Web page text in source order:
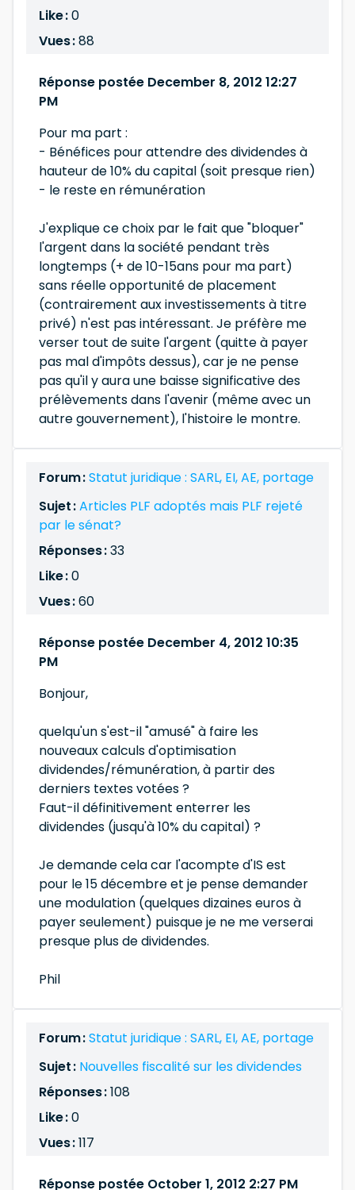
Like :0
Vues :88
Réponse postée December 8, 2012 12:27
PM
Pour ma part :
- Bénéfices pour attendre des dividendes à
hauteur de 10% du capital (soit presque rien)
- le reste en rémunération
J'explique ce choix par le fait que "bloquer"
l'argent dans la société pendant très
longtemps (+ de 10-15ans pour ma part)
sans réelle opportunité de placement
(contrairement aux investissements à titre
privé) n'est pas intéressant. Je préfère me
verser tout de suite l'argent (quitte à payer
pas mal d'impôts dessus), car je ne pense
pas qu'il y aura une baisse significative des
prélèvements dans l'avenir (même avec un
autre gouvernement), l'histoire le montre.
Forum :Statut juridique : SARL, EI, AE, portage
Sujet :Articles PLF adoptés mais PLF rejeté
par le sénat?
Réponses :33
Like :0
Vues :60
Réponse postée December 4, 2012 10:35
PM
Bonjour,
quelqu'un s'est-il "amusé" à faire les
nouveaux calculs d'optimisation
dividendes/rémunération, à partir des
derniers textes votées ?
Faut-il définitivement enterrer les
dividendes (jusqu'à 10% du capital) ?
Je demande cela car l'acompte d'IS est
pour le 15 décembre et je pense demander
une modulation (quelques dizaines euros à
payer seulement) puisque je ne me verserai
presque plus de dividendes.
Phil
Forum :Statut juridique : SARL, EI, AE, portage
Sujet : Nouvelles fiscalité sur les dividendes
Réponses :108
Like :0
Vues :117
Réponse postée October 1, 2012 2:27 PM